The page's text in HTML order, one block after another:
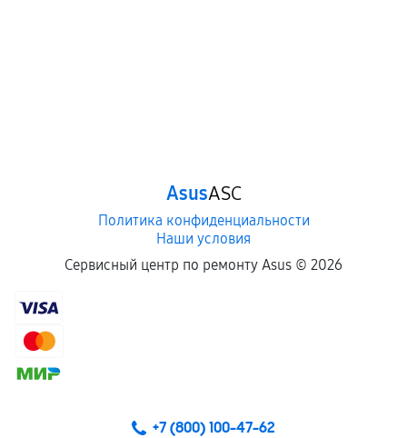
AsusASC
Политика конфиденциальности
Наши условия
Сервисный центр по ремонту Asus © 2026
+7 (800) 100-47-62